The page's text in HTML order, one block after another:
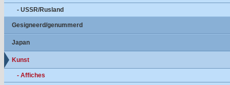
- USSR/Rusland
Gesigneerd/genummerd
Japan
Kunst
- Affiches